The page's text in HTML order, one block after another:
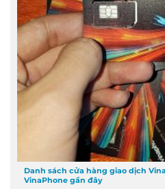
Danh sách cửa hàng giao dịch
VinaPhone gần đây